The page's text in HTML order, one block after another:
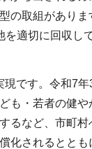
の取組があり
適切に回収し
です。令和7
も・若者の健
るなど、市町
化されるとと